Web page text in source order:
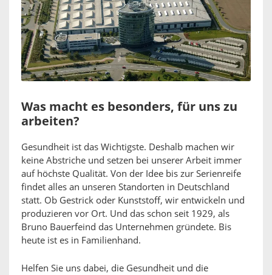
Was macht es besonders, für uns zu
arbeiten?
Gesundheit ist das Wichtigste. Deshalb machen wir
keine Abstriche und setzen bei unserer Arbeit immer
auf höchste Qualität. Von der Idee bis zur Serienreife
findet alles an unseren Standorten in Deutschland
statt. Ob Gestrick oder Kunststoff, wir entwickeln und
produzieren vor Ort. Und das schon seit 1929, als
Bruno Bauerfeind das Unternehmen gründete. Bis
heute ist es in Familienhand.
Helfen Sie uns dabei, die Gesundheit und die